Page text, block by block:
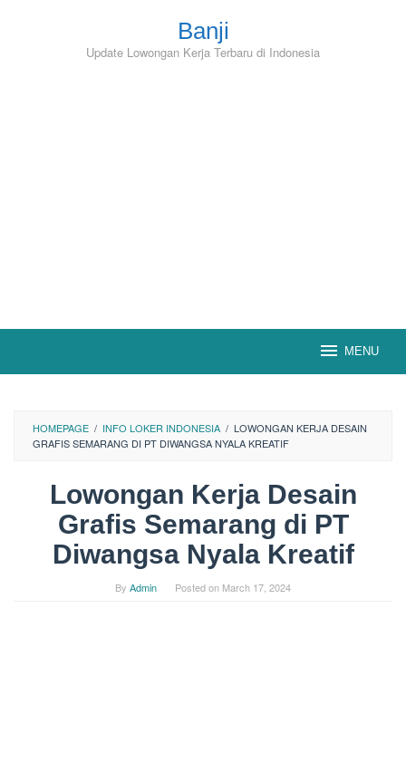
Banji
Update Lowongan Kerja Terbaru di Indonesia
MENU
HOMEPAGE / INFO LOKER INDONESIA / LOWONGAN KERJA DESAIN
GRAFIS SEMARANG DI PT DIWANGSA NYALA KREATIF
Lowongan Kerja Desain
Grafis Semarang di PT
Diwangsa Nyala Kreatif
By Admin Posted on March 17, 2024